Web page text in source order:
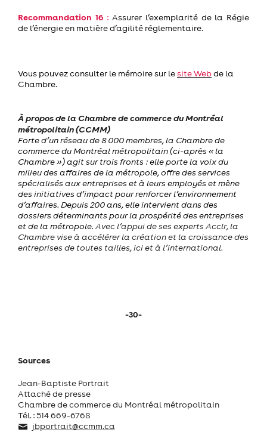
Recommandation 16 : Assurer l’exemplarité de la Régie
de l’énergie en matière d’agilité réglementaire.
Vous pouvez consulter le mémoire sur lesite Webde la
Chambre.
À propos de la Chambre de commerce du Montréal
métropolitain (CCMM)
Forte d’un réseau de 8 000 membres, la Chambre de
commerce du Montréal métropolitain (ci-après « la
Chambre ») agit sur trois fronts : elle porte la voix du
milieu des affaires de la métropole, offre des services
spécialisés aux entreprises et à leurs employés et mène
des initiatives d’impact pour renforcer l’environnement
d’affaires. Depuis 200 ans, elle intervient dans des
dossiers déterminants pour la prospérité des entreprises
et de la métropole. Avec l’appui de ses experts Acclr, la
Chambre vise à accélérer la création et la croissance des
entreprises de toutes tailles, ici et à l’international.
-30-
Sources
Jean-Baptiste Portrait
Attaché de presse
Chambre de commerce du Montréal métropolitain
Tél. : 514 669-6768
jbportrait@ccmm.ca